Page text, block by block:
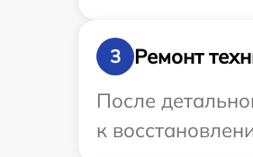
3
Ремонт
После
к